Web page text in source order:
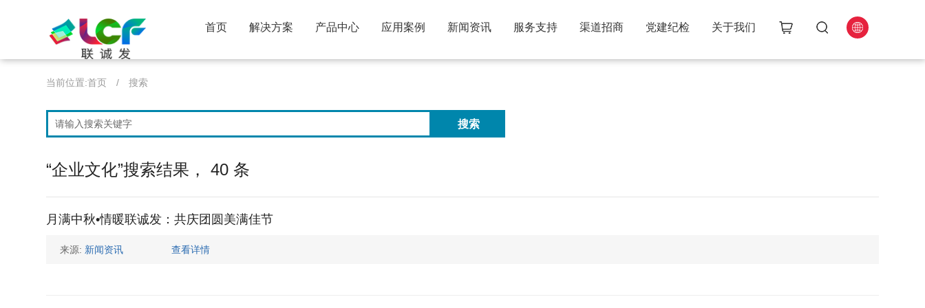
首页 解决方案 产品中心 应用案例 新闻资讯 服务支持 渠道招商 党建纪检 关于我们
当前位置:首页 /搜索
搜索
“企业文化”搜索结果， 40 条
月满中秋•情暖联诚发：共庆团圆美满佳节
来源: 新闻资讯 查看详情